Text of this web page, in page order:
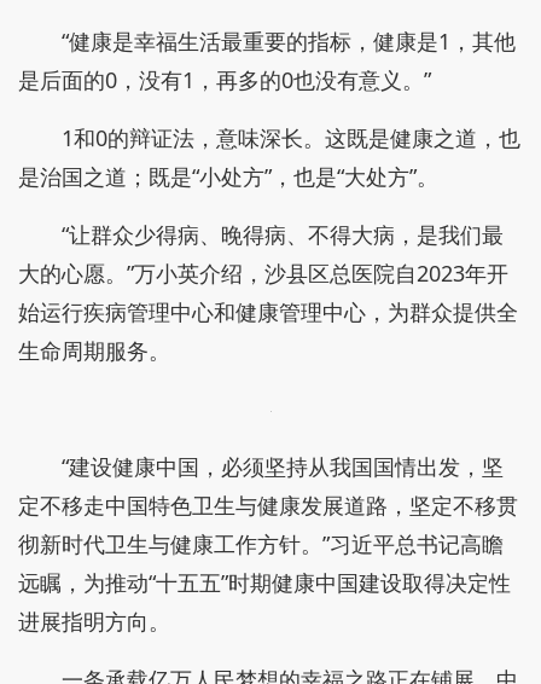
“健康是幸福生活最重要的指标，健康是1，其他
是后面的0，没有1，再多的0也没有意义。”
1和0的辩证法，意味深长。这既是健康之道，也
是治国之道；既是“小处方”，也是“大处方”。
“让群众少得病、晚得病、不得大病，是我们最
大的心愿。”万小英介绍，沙县区总医院自2023年开
始运行疾病管理中心和健康管理中心，为群众提供全
生命周期服务。
“建设健康中国，必须坚持从我国国情出发，坚
定不移走中国特色卫生与健康发展道路，坚定不移贯
彻新时代卫生与健康工作方针。”习近平总书记高瞻
远瞩，为推动“十五五”时期健康中国建设取得决定性
进展指明方向。